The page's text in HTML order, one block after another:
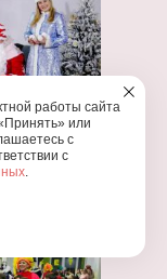
работы сайта
или
с
с
.